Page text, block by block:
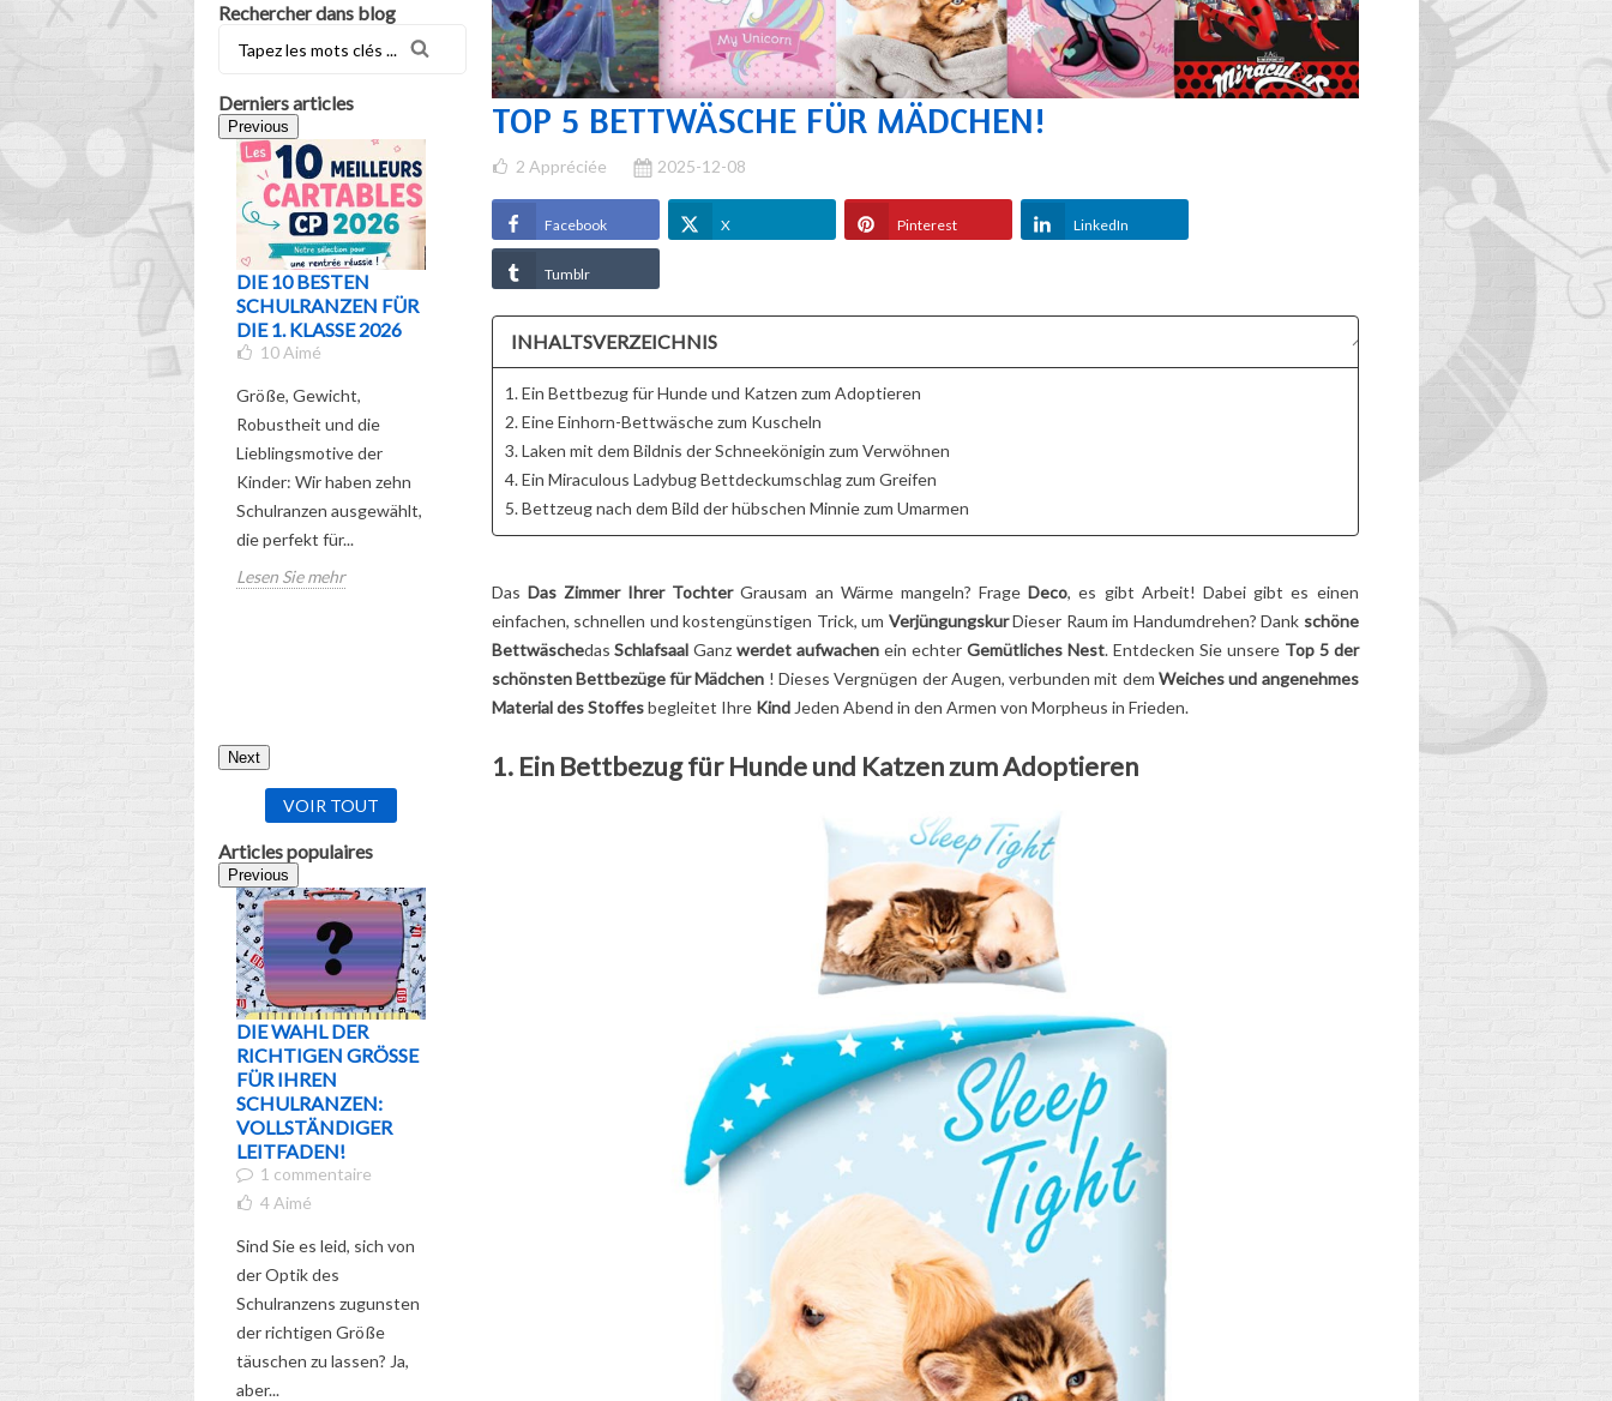
Rechercher dans blog
Derniers articles
Previous
DIE 10 BESTEN
SCHULRANZEN FÜR
DIE 1. KLASSE 2026
10 Aimé
Größe, Gewicht,
Robustheit und die
Lieblingsmotive der
Kinder: Wir haben zehn
Schulranzen ausgewählt,
die perfekt für...
Lesen Sie mehr
WELCHER
FÜR WELCHES ALTER
UND WELCHE
DER ULTIMATIVE
RATGEBER
Aimé
Entdecken Sie unseren
umfassenden Ratgeber
Lesen Sie mehr
WARUM LIEBEN
KINDER SIE (UND
2 Aimé
Lustige Tiere, weiche
Texturen, beruhigende
Farben: Entdecken Sie,
Kindern...
Lesen Sie mehr
GESCHENK, IN DAS
VERLIEBEN!
Auf der Suche nach
Muttertag? Entdecke,
wie die charmanten und
charaktervollen Betty...
Anzeichen,...
Lesen Sie mehr
Next
VOIR TOUT
Articles populaires
Previous
DIE WAHL DER
RICHTIGEN GRÖSSE F
ÜR IHREN S
CHULRANZEN: V
OLLSTÄNDIGER L
EITFADEN!
1 commentaire
4 Aimé
Sind Sie es leid, sich von
der Optik des
Schulranzens zugunsten
der richtigen Größe
täuschen zu lassen? Ja,
aber...
DIE HELDEN VON
PAW PATROL:
NAMEN, KRÄFTE
UND GEHEIMNISSE
ENTHÜLLT!
10Aimé
Wer sind die Charaktere
von PAW Patrol? Was
sind ihre Rollen und
Geheimnisse? Erfahren
Sie alles über diese...
Lesen Sie mehr
ENTDECKE DIE
UNGLAUBLICHE
GESCHICHTE VON
SPIDERMAN!
2Aimé
Entdecke die
unglaubliche Geschichte
von Spider Man! Seine
Ursprünge und
Abenteuer werden bald
keine Geheimnisse
mehr...
Lesen Sie mehr
ENTDECKE DIE
WAHRE
MIRACULOUS
"Ein Marienkäfer, ein
magische Dame und eine
Glücksgöttin!" Hörst du
diesen Refrain den
Lesen Sie mehr
TOP 5 BETTWÄSCHE FÜR MÄDCHEN!
2 Appréciée 2025-12-08
Facebook X Pinterest LinkedIn
Tumblr
INHALTSVERZEICHNIS
1. Ein Bettbezug für Hunde und Katzen zum Adoptieren
2. Eine Einhorn-Bettwäsche zum Kuscheln
3. Laken mit dem Bildnis der Schneekönigin zum Verwöhnen
4. Ein Miraculous Ladybug Bettdeckumschlag zum Greifen
5. Bettzeug nach dem Bild der hübschen Minnie zum Umarmen
Das Das Zimmer Ihrer TochterGrausam an Wärme mangeln? FrageDeco, es gibt Arbeit! Dabei gibt es einen
einfachen, schnellen und kostengünstigen Trick, um VerjüngungskurDieser Raum im Handumdrehen? Dank schöne
BettwäschedasSchlafsaal Ganzwerdet aufwachen ein echterGemütliches Nest. Entdecken Sie unsere Top 5 der
schönsten Bettbezüge für Mädchen ! Dieses Vergnügen der Augen, verbunden mit dem Weiches und angenehmes
Material des Stoffesbegleitet Ihre KindJeden Abend in den Armen von Morpheus in Frieden.
1. Ein Bettbezug für Hunde und Katzen zum Adoptieren